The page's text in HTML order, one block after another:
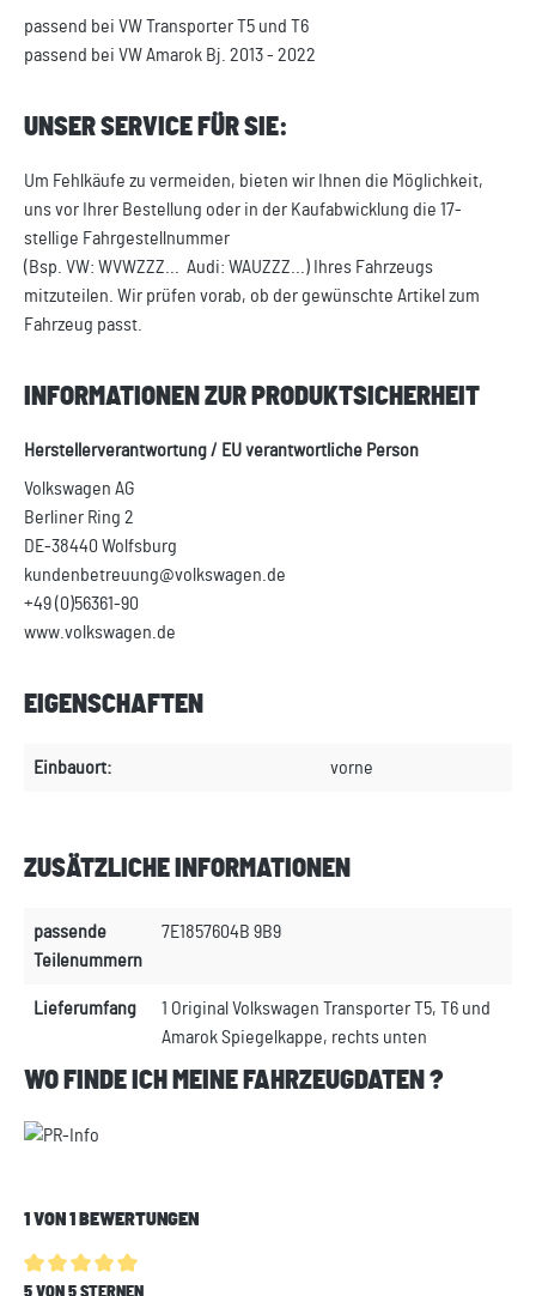
passend bei VW Transporter T5 und T6
passend bei VW Amarok Bj. 2013 - 2022
UNSER SERVICE FÜR SIE:
Um Fehlkäufe zu vermeiden, bieten wir Ihnen die Möglichkeit,
uns vor Ihrer Bestellung oder in der Kaufabwicklung die 17-
stellige Fahrgestellnummer
(Bsp. VW: WVWZZZ... Audi: WAUZZZ...) Ihres Fahrzeugs
mitzuteilen. Wir prüfen vorab, ob der gewünschte Artikel zum
Fahrzeug passt.
INFORMATIONEN ZUR PRODUKTSICHERHEIT
Herstellerverantwortung / EU verantwortliche Person
Volkswagen AG
Berliner Ring 2
DE-38440 Wolfsburg
kundenbetreuung@volkswagen.de
+49 (0)56361-90
www.volkswagen.de
EIGENSCHAFTEN
Einbauort: vorne
ZUSÄTZLICHE INFORMATIONEN
passende
Teilenummern
7E1857604B 9B9
Lieferumfang
1 Original Volkswagen Transporter T5, T6 und
Amarok Spiegelkappe, rechts unten
WO FINDE ICH MEINE FAHRZEUGDATEN ?
1 VON 1 BEWERTUNGEN